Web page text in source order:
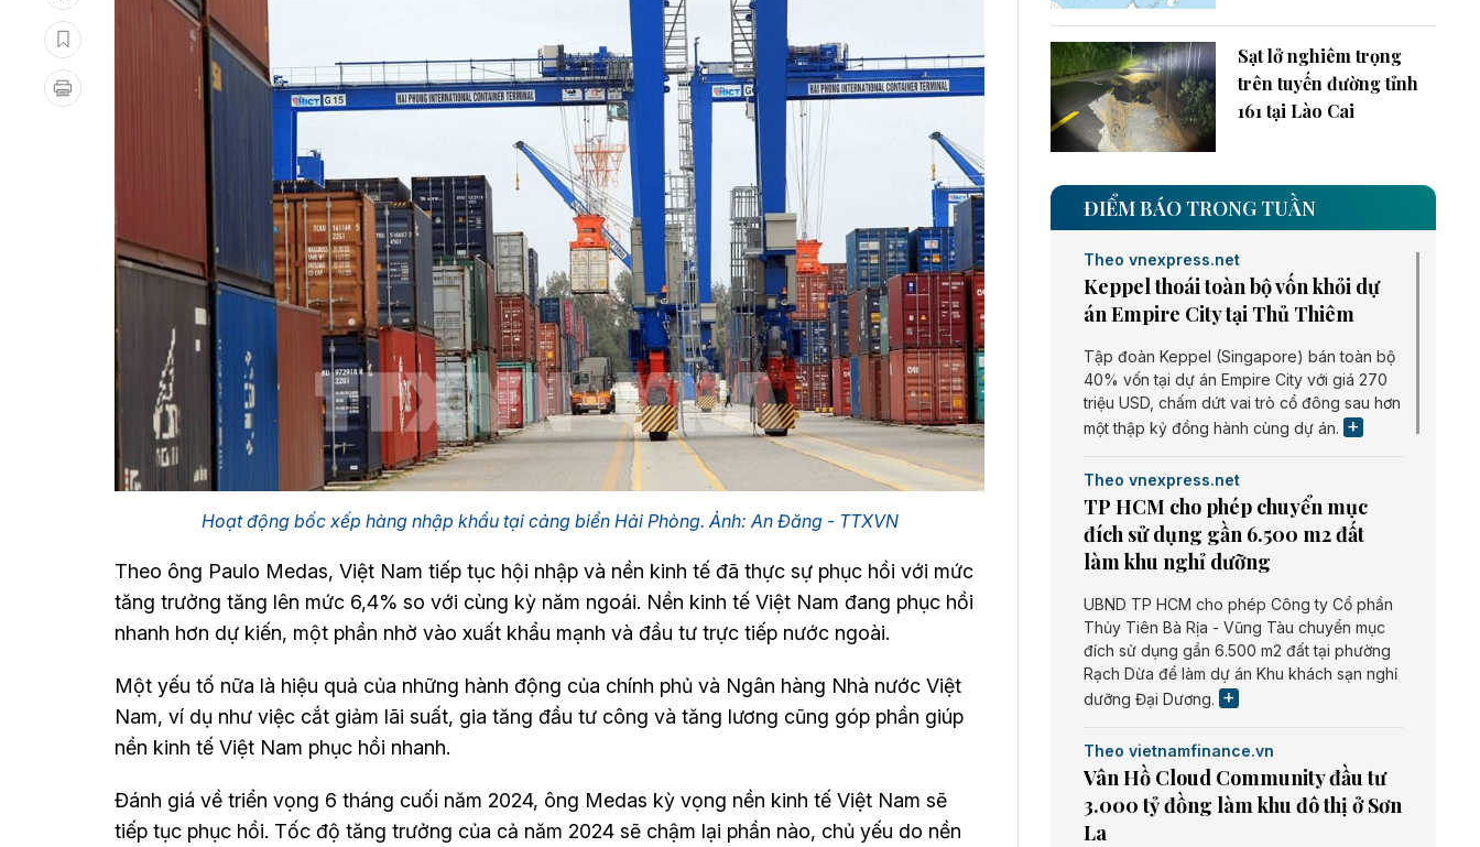
Hoạt động bốc xếp hàng nhập khẩu tại cảng biển Hải Phòng. Ảnh: An Đăng - TTXVN
Theo ông Paulo Medas, Việt Nam tiếp tục hội nhập và nền kinh tế đã thực sự phục hồi với mức
tăng trưởng tăng lên mức 6,4% so với cùng kỳ năm ngoái. Nền kinh tế Việt Nam đang phục hồi
nhanh hơn dự kiến, một phần nhờ vào xuất khẩu mạnh và đầu tư trực tiếp nước ngoài.
Một yếu tố nữa là hiệu quả của những hành động của chính phủ và Ngân hàng Nhà nước Việt
Nam, ví dụ như việc cắt giảm lãi suất, gia tăng đầu tư công và tăng lương cũng góp phần giúp
nền kinh tế Việt Nam phục hồi nhanh.
Đánh giá về triển vọng 6 tháng cuối năm 2024, ông Medas kỳ vọng nền kinh tế Việt Nam sẽ
tiếp tục phục hồi. Tốc độ tăng trưởng của cả năm 2024 sẽ chậm lại phần nào, chủ yếu do nền
Sạt lở nghiêm trọng
trên tuyến đường tỉnh
161 tại Lào Cai
ĐIỂM BÁO TRONG TUẦN
Theo vnexpress.net
Keppel thoái toàn bộ vốn khỏi dự
án Empire City tại Thủ Thiêm
Tập đoàn Keppel (Singapore) bán toàn bộ
40% vốn tại dự án Empire City với giá 270
triệu USD, chấm dứt vai trò cổ đông sau hơn
một thập kỷ đồng hành cùng dự án.
Theo vnexpress.net
TP HCM cho phép chuyển mục
đích sử dụng gần 6.500 m2 đất
làm khu nghỉ dưỡng
UBND TP HCM cho phép Công ty Cổ phần
Thủy Tiên Bà Rịa - Vũng Tàu chuyển mục
đích sử dụng gần 6.500 m2 đất tại phường
Rạch Dừa để làm dự án Khu khách sạn nghỉ
dưỡng Đại Dương.
Theo vietnamfinance.vn
Vân Hồ Cloud Community đầu tư
3.000 tỷ đồng làm khu đô thị ở Sơn
La